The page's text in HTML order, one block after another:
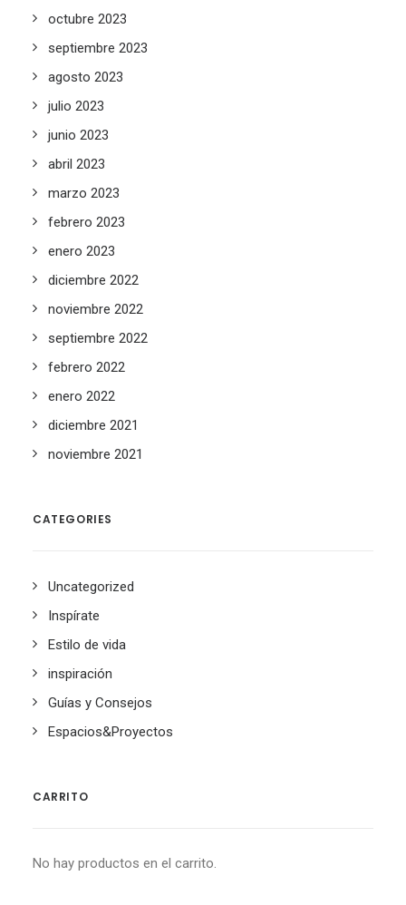
octubre 2023
septiembre 2023
agosto 2023
julio 2023
junio 2023
abril 2023
marzo 2023
febrero 2023
enero 2023
diciembre 2022
noviembre 2022
septiembre 2022
febrero 2022
enero 2022
diciembre 2021
noviembre 2021
CATEGORIES
Uncategorized
Inspírate
Estilo de vida
inspiración
Guías y Consejos
Espacios&Proyectos
CARRITO
No hay productos en el carrito.